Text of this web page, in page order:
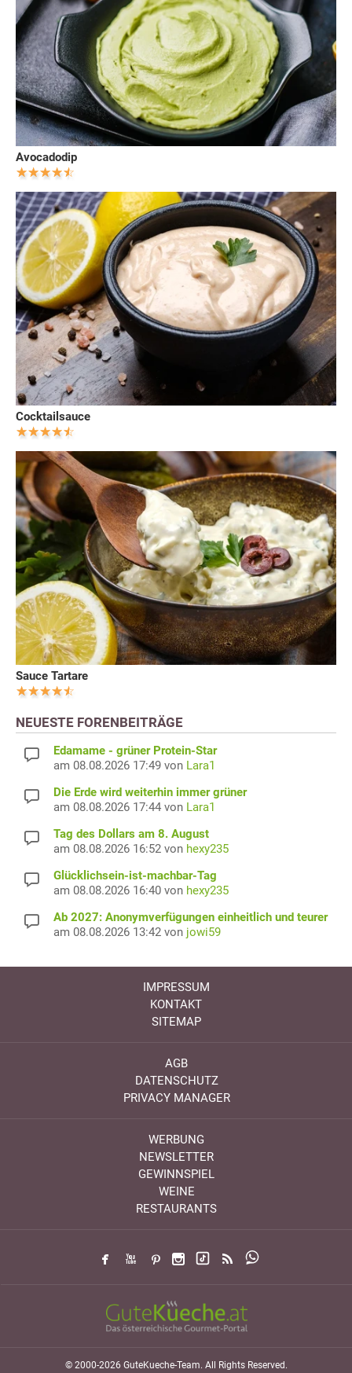
Avocadodip
Cocktailsauce
Sauce Tartare
NEUESTE FORENBEITRÄGE
Edamame - grüner Protein-Star
am 08.08.2026 17:49 von Lara1
Die Erde wird weiterhin immer grüner
am 08.08.2026 17:44 von Lara1
Tag des Dollars am 8. August
am 08.08.2026 16:52 von hexy235
Glücklichsein-ist-machbar-Tag
am 08.08.2026 16:40 von hexy235
Ab 2027: Anonymverfügungen einheitlich und teurer
am 08.08.2026 13:42 von jowi59
IMPRESSUM
KONTAKT
SITEMAP
AGB
DATENSCHUTZ
PRIVACY MANAGER
WERBUNG
NEWSLETTER
GEWINNSPIEL
WEINE
RESTAURANTS
© 2000-2026 GuteKueche-Team. All Rights Reserved.